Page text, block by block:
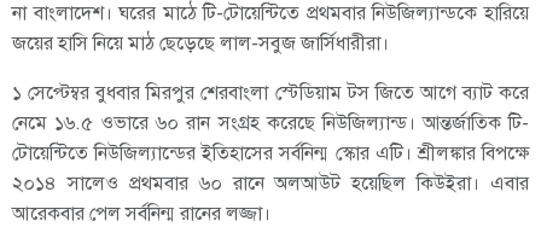
না বাংলাদেশ। ঘরের মাঠে টি-টোয়েন্টিতে প্রথমবার নিউজিল্যান্ডকে হারিয়ে
জয়ের হাসি নিয়ে মাঠ ছেড়েছে লাল-সবুজ জার্সিধারীরা।
১ সেপ্টেম্বর বুধবার মিরপুর শেরবাংলা স্টেডিয়াম টস জিতে আগে ব্যাট করে
নেমে ১৬.৫ ওভারে ৬০ রান সংগ্রহ করেছে নিউজিল্যান্ড। আন্তর্জাতিক টি-
টোয়েন্টিতে নিউজিল্যান্ডের ইতিহাসের সর্বনিন্ম স্কোর এটি। শ্রীলঙ্কার বিপক্ষে
২০১৪ সালেও প্রথমবার ৬০ রানে অলআউট হয়েছিল কিউইরা। এবার
আরেকবার পেল সর্বনিন্ম রানের লজ্জা।